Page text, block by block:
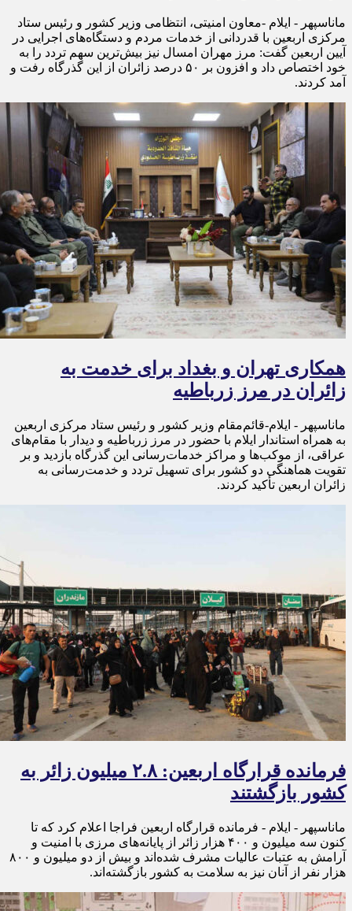
ماناسپهر - ایلام -معاون امنیتی، انتظامی وزیر کشور و رئیس ستاد
مرکزی اربعین با قدردانی از خدمات مردم و دستگاه‌های اجرایی در
آیین اربعین گفت: مرز مهران امسال نیز بیش‌ترین سهم تردد را به
خود اختصاص داد و افزون بر ۵۰ درصد زائران از این گذرگاه رفت و
آمد کردند.
همکاری تهران و بغداد برای خدمت به
زائران در مرز زرباطیه
ماناسپهر - ایلام-قائم‌مقام وزیر کشور و رئیس ستاد مرکزی اربعین
به همراه استاندار ایلام با حضور در مرز زرباطیه و دیدار با مقام‌های
عراقی، از موکب‌ها و مراکز خدمات‌رسانی این گذرگاه بازدید و بر
تقویت هماهنگی دو کشور برای تسهیل تردد و خدمت‌رسانی به
زائران اربعین تأکید کردند.
فرمانده قرارگاه اربعین: ۲.۸ میلیون زائر به
کشور بازگشتند
ماناسپهر - ایلام - فرمانده قرارگاه اربعین فراجا اعلام کرد که تا
کنون سه میلیون و ۴۰۰ هزار زائر از پایانه‌های مرزی با امنیت و
آرامش به عتبات عالیات مشرف شده‌اند و بیش از دو میلیون و ۸۰۰
هزار نفر از آنان نیز به سلامت به کشور بازگشته‌اند.